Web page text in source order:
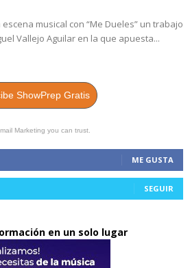
musical con “Me Dueles” un trabajo
Vallejo Aguilar en la que apuesta...
ShowPrep Gratis
Marketing you can trust.
ME GUSTA
SEGUIR
en un solo lugar